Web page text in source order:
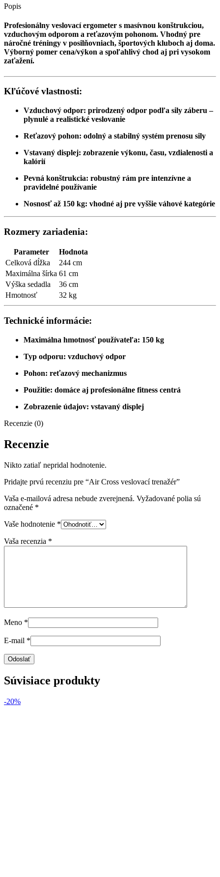
Popis
Profesionálny veslovací ergometer s masívnou konštrukciou,
vzduchovým odporom a reťazovým pohonom. Vhodný pre
náročné tréningy v posilňovniach, športových kluboch aj doma.
Výborný pomer cena/výkon a spoľahlivý chod aj pri vysokom
zaťažení.
Kľúčové vlastnosti:
Vzduchový odpor: prirodzený odpor podľa sily záberu –
plynulé a realistické veslovanie
Reťazový pohon: odolný a stabilný systém prenosu sily
Vstavaný displej: zobrazenie výkonu, času, vzdialenosti a
kalórií
Pevná konštrukcia: robustný rám pre intenzívne a
pravidelné používanie
Nosnosť až 150 kg: vhodné aj pre vyššie váhové kategórie
Rozmery zariadenia:
Parameter
Hodnota
Celková dĺžka
244 cm
Maximálna šírka 61 cm
Výška sedadla
36 cm
Hmotnosť
32 kg
Technické informácie:
Maximálna hmotnosť používateľa: 150 kg
Typ odporu: vzduchový odpor
Pohon: reťazový mechanizmus
Použitie: domáce aj profesionálne fitness centrá
Zobrazenie údajov: vstavaný displej
Recenzie (0)
Recenzie
Nikto zatiaľ nepridal hodnotenie.
Pridajte prvú recenziu pre “Air Cross veslovací trenažér”
Vaša e-mailová adresa nebude zverejnená. Vyžadované polia sú
označené *
Vaše hodnotenie *
Vaša recenzia *
Meno *
E-mail *
Súvisiace produkty
-20%